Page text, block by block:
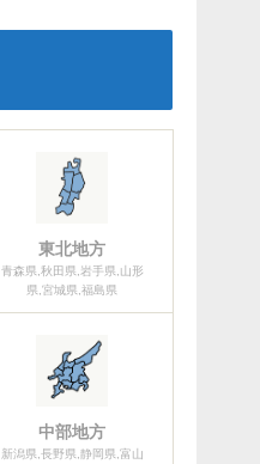
東北地方
青森県,秋田県,岩手県,山形
県,宮城県,福島県
中部地方
新潟県,長野県,静岡県,富山